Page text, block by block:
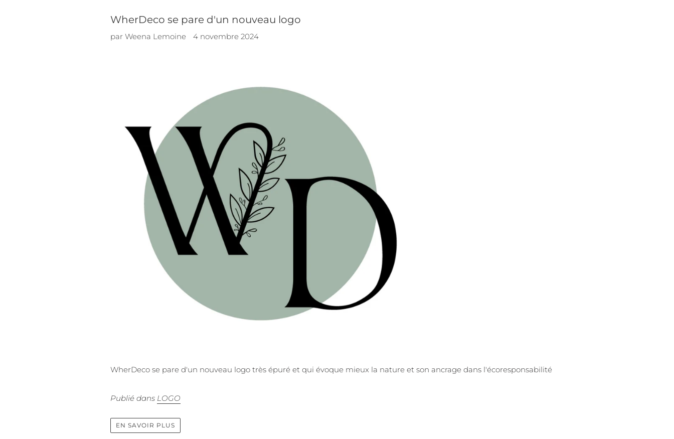
WherDeco se pare d'un nouveau logo
par Weena Lemoine 4 novembre 2024
WherDeco se pare d'un nouveau logotrès épuré et qui évoque mieux la nature et son ancrage dans l'écoresponsabilité
Publié dans LOGO
EN SAVOIR PLUS